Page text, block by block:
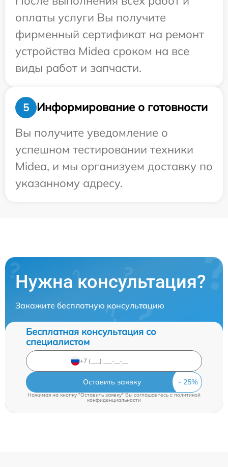
оплаты услуги Вы получите
фирменный сертификат на ремонт
устройства Midea сроком на все
виды работ и запчасти.
5
Информирование о готовности
Вы получите уведомление о
успешном тестировании техники
Midea, и мы организуем доставку по
указанному адресу.
Нужна консультация?
Закажите бесплатную консультацию
Бесплатная консультация со
специалистом
Оставить заявку
Нажимая на кнопку "Оставить заявку" Вы соглашаетесь cполитикой
конфиденциальности